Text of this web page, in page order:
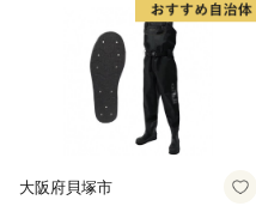
大阪府貝塚市